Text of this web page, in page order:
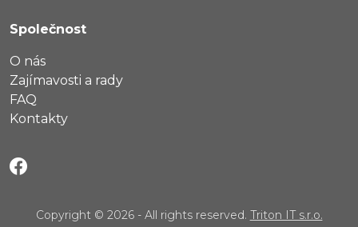
Společnost
O nás
Zajímavosti a rady
FAQ
Kontakty
Copyright © 2026 - All rights reserved. Triton IT s.r.o.